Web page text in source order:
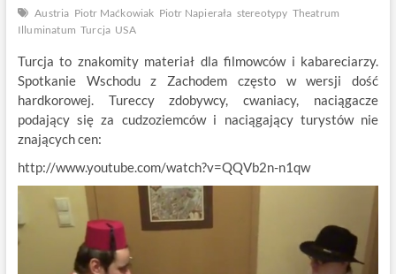
Austria Piotr Maćkowiak Piotr Napierała stereotypy Theatrum
Illuminatum Turcja USA
Turcja to znakomity materiał dla filmowców i kabareciarzy.
Spotkanie Wschodu z Zachodem często w wersji dość
hardkorowej. Tureccy zdobywcy, cwaniacy, naciągacze
podający się za cudzoziemców i naciągający turystów nie
znających cen:
http://www.youtube.com/watch?v=QQVb2n-n1qw